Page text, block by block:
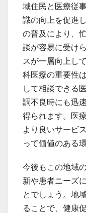
域住民と医療従
識の向上を促進
の普及により、
談が容易に受け
スが一層向上し
科医療の重要性
して相談できる
調不良時にも迅
得られます。医
より良いサービ
って価値のある
今後もこの地域
新や患者ニーズ
とでしょう。地
ることで、健康